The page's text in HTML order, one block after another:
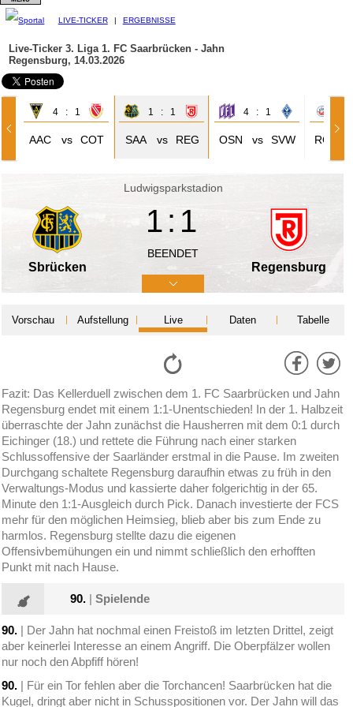
LIVE-TICKER | ERGEBNISSE
Live-Ticker 3. Liga 1. FC Saarbrücken - Jahn
Regensburg, 14.03.2026
4 : 1
AAC vs COT
1 : 1
SAA vs REG
4 : 1
OSN vs SVW ROS
Ludwigsparkstadion
Sbrücken
1:1
BEENDET
Regensburg
Vorschau Aufstellung Live Daten Tabelle
Fazit: Das Kellerduell zwischen dem 1. FC Saarbrücken und Jahn
Regensburg endet mit einem 1:1-Unentschieden! In der 1. Halbzeit
überraschte der Jahn zunächst die Hausherren mit dem 0:1 durch
Eichinger (18.) und rettete die Führung nach einer starken
Schlussoffensive der Saarländer erstmal in die Pause. Im zweiten
Durchgang schaltete Regensburg daraufhin etwas zu früh in den
Verwaltungs-Modus und kassierte daher folgerichtig in der 65.
Minute den 1:1-Ausgleich durch Pick. Danach investierte der FCS
mehr für den möglichen Heimsieg, blieb aber bis zum Ende zu
harmlos. Regensburg stellte dazu die eigenen
Offensivbemühungen ein und nimmt schließlich den erhofften
Punkt mit nach Hause.
90. |Spielende
90. | Der Jahn hat nochmal einen Freistoß im letzten Drittel, zeigt
aber keinerlei Interesse an einem Angriff. Die Oberpfälzer wollen
nur noch den Abpfiff hören!
90. | Für ein Tor fehlen aber die Torchancen! Saarbrücken hat die
Kugel, dringt aber nicht in Schusspositionen vor. Der Jahn will das